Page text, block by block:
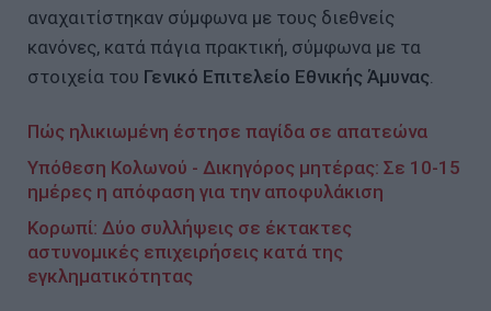
αναχαιτίστηκαν σύμφωνα με τους διεθνείς
κανόνες, κατά πάγια πρακτική, σύμφωνα με τα
στοιχεία του Γενικό Επιτελείο Εθνικής Άμυνας
Πώς ηλικιωμένη έστησε παγίδα σε απατεώνα
Υπόθεση Κολωνού - Δικηγόρος μητέρας: Σε 10-15
ημέρες η απόφαση για την αποφυλάκιση
Κορωπί: Δύο συλλήψεις σε έκτακτες
αστυνομικές επιχειρήσεις κατά της
εγκληματικότητας